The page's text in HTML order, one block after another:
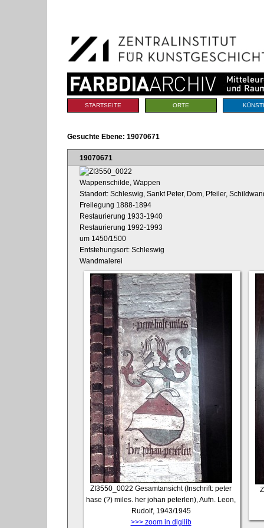
Navigation
Sektionen
STARTSEITE ORTE
Gesuchte Ebene: 19070671
19070671
Wappenschilde, Wappen
Standort: Schleswig, Sankt Peter, Dom, Pfeiler,
Freilegung 1888-1894
Restaurierung 1933-1940
Restaurierung 1992-1993
um 1450/1500
Entstehungsort: Schleswig
Wandmalerei
ZI3550_0022 Gesamtansicht (Inschrift: peter
hase (?) miles. her johan peterlen), Aufn. Leon,
Rudolf, 1943/1945
>>> zoom in digilib